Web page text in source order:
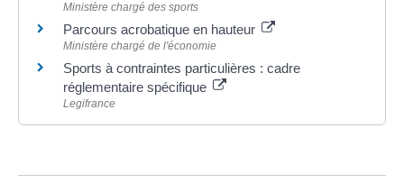
Ministère chargé des sports
Parcours acrobatique en hauteur
Ministère chargé de l'économie
Sports à contraintes particulières : cadre
réglementaire spécifique
Legifrance